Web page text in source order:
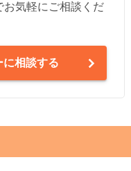
お気軽にご相談くだ
に相談する